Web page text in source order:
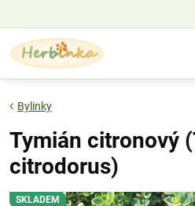
SKLADEM
Bylinky
Tymián citronový
citrodorus)